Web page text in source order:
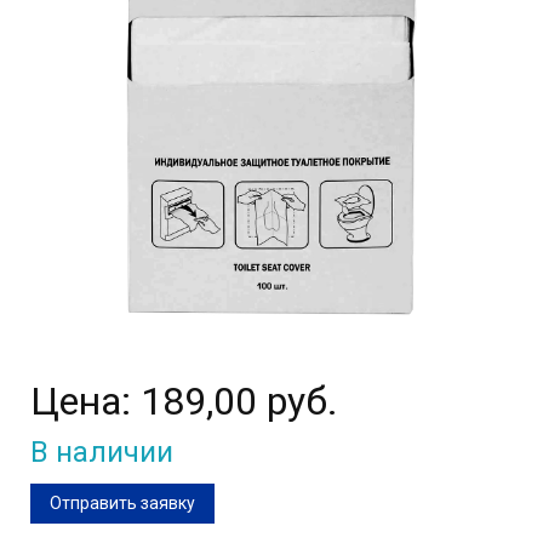
Цена: 189,00 руб.
В наличии
Отправить заявку